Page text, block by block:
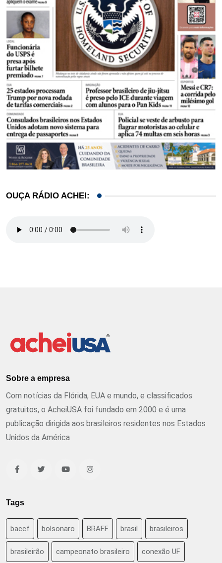
OUÇA RÁDIO ACHEI:
Sobre a empresa
Com notícias da Flórida, EUA e mundo, e classificados
gratuitos, o AcheiUSA foi fundado em 2000 e é uma
publicação dirigida aos brasileiros residentes nos Estados
Unidos da América
Tags
baccf bolsonaro BRAFF brasil brasileiros
brasileirão campeonato brasileiro conexão UF